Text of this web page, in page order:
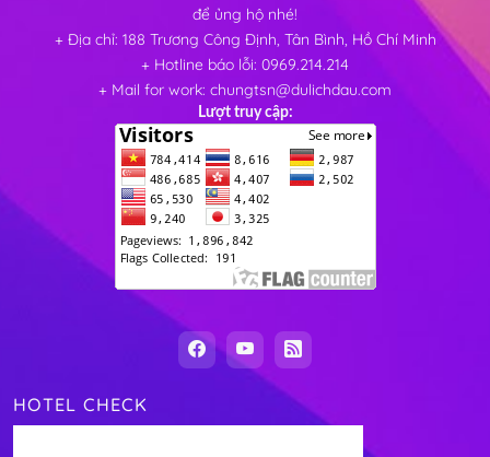
để ủng hộ nhé!
+ Địa chỉ: 188 Trương Công Định, Tân Bình, Hồ Chí Minh
+ Hotline báo lỗi: 0969.214.214
+ Mail for work: chungtsn@dulichdau.com
Lượt truy cập:
HOTEL CHECK